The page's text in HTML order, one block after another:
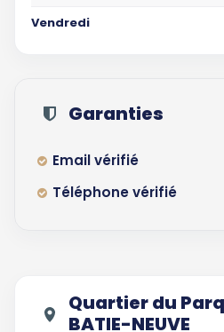
Vendredi
Garanties
Email vérifié
Téléphone vérifié
Quartier du
BATIE-NEUVE